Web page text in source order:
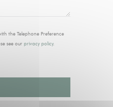
the Telephone Preference
see our privacy policy.